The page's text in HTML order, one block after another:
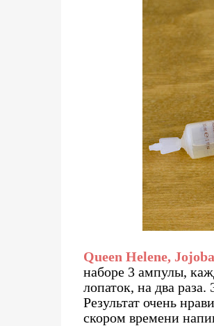
Queen Helene,
наборе 3 ампулы,
лопаток, на два
Результат очень
скором времени